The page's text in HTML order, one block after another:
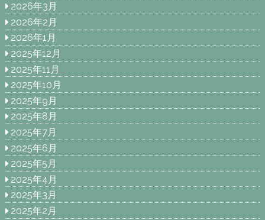
2026年3月
2026年2月
2026年1月
2025年12月
2025年11月
2025年10月
2025年9月
2025年8月
2025年7月
2025年6月
2025年5月
2025年4月
2025年3月
2025年2月